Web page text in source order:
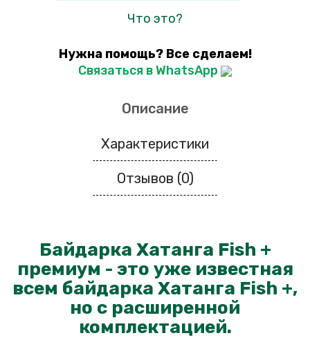
Что это?
Нужна помощь? Все сделаем!
Связаться в WhatsApp
Описание
Характеристики
Отзывов (0)
Байдарка Хатанга Fish +
премиум - это уже известная
всем байдарка Хатанга Fish +,
но с расширенной
комплектацией.